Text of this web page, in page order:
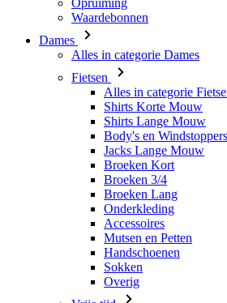
Fietsen
Alles in categorie Fietsen
Shirts Lange Mouw
Body's en Windstoppers
Jacks Lange Mouw
Broeken Kort
Broeken 3/4
Broeken Lang
Onderkleding
Accessoires
Mutsen en Petten
Handschoenen
Sokken
Overig
Vrije tijd
Alles in categorie Vrije
T-Shirts
Hoodie
Mutsen en Petten